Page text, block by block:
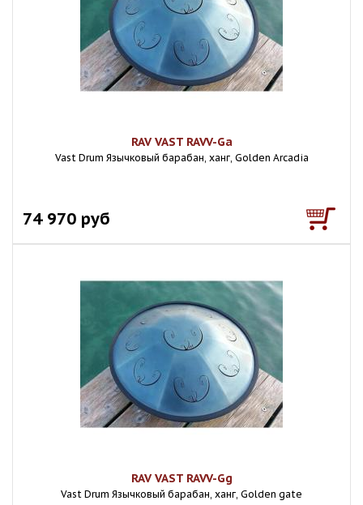
RAV VAST RAVV-Ga
Vast Drum Язычковый барабан, ханг, Golden Arcadia
74 970 руб
RAV VAST RAVV-Gg
Vast Drum Язычковый барабан, ханг, Golden gate